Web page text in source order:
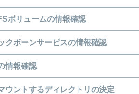
ボリュームの情報確認
クボーンサービスの情報確認
情報確認
ウントするディレクトリの決定